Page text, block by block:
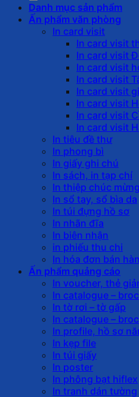
Danh mục sản phẩm
Ấn phẩm văn phòng
In card visit
In card visit
In card visit
In card visit
In card visit
In card visit
In card visit
In card visit
In card visit
In tiêu đề thư
In phong bì
In giấy ghi chú
In sách, in tạp chí
In thiệp chúc mừng
In sổ tay, sổ bìa da
In túi đựng hồ sơ
In nhãn đĩa
In biên nhận
in phiếu thu chi
In hóa đơn bán
Ấn phẩm quảng cáo
In voucher, thẻ
In catalogue –
In tờ rơi – tờ gấp
In catalogue –
In profile, hồ sơ
In kẹp file
In túi giấy
In poster
In phông bạt hiflex
In tranh dán tường